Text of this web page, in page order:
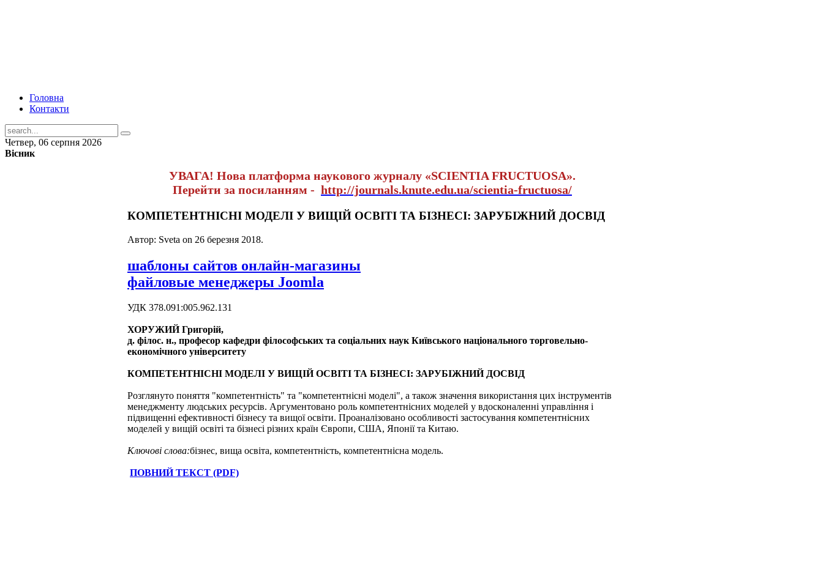
Головна
Контакти
Четвер, 06 серпня 2026
Вісник
УВАГА! Нова платформа наукового журналу «SCIENTIA FRUCTUOSA».
Перейти за посиланням - http://journals.knute.edu.ua/scientia-fructuosa/
КОМПЕТЕНТНІСНІ МОДЕЛІ У ВИЩІЙ ОСВІТІ ТА БІЗНЕСІ: ЗАРУБІЖНИЙ ДОСВІД
Автор: Sveta on 26 березня 2018.
шаблоны сайтов онлайн-магазины
файловые менеджеры Joomla
УДК 378.091:005.962.131
ХОРУЖИЙ Григорій,
д. філос. н., професор кафедри філософських та соціальних наук Київського національного торговельно-
економічного університету
КОМПЕТЕНТНІСНІ МОДЕЛІ У ВИЩІЙ ОСВІТІ ТА БІЗНЕСІ: ЗАРУБІЖНИЙ ДОСВІД
Розглянуто поняття "компетентність" та "компетентнісні моделі", а також значення використання цих інструментів
менеджменту людських ресурсів. Аргументовано роль компетентнісних моделей у вдосконаленні управління і
підвищенні ефективності бізнесу та вищої освіти. Проаналізовано особливості застосування компетентнісних
моделей у вищій освіті та бізнесі різних країн Європи, США, Японії та Китаю.
Ключові слова:бізнес, вища освіта, компетентність, компетентнісна модель.
ПОВНИЙ ТЕКСТ (PDF)